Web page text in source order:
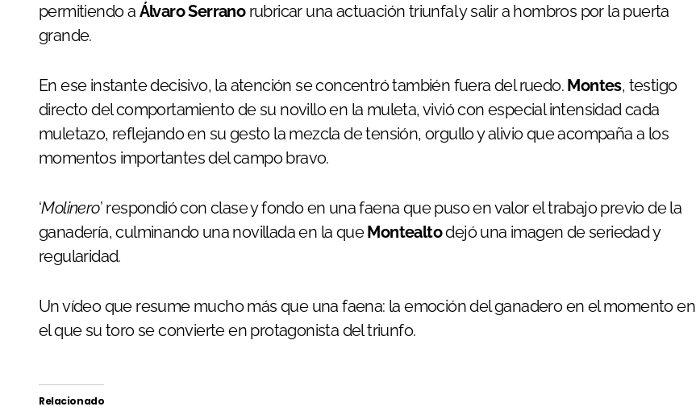
permitiendo a Álvaro Serranorubricar una actuación triunfal y salir a hombros por la puerta
grande.
En ese instante decisivo, la atención se concentró también fuera del ruedo. Montes, testigo
directo del comportamiento de su novillo en la muleta, vivió con especial intensidad cada
muletazo, reflejando en su gesto la mezcla de tensión, orgullo y alivio que acompaña a los
momentos importantes del campo bravo.
‘Molinero’ respondió con clase y fondo en una faena que puso en valor el trabajo previo de la
ganadería, culminando una novillada en la queMontealtodejó una imagen de seriedad y
regularidad.
Un vídeo que resume mucho más que una faena: la emoción del ganadero en el momento en
el que su toro se convierte en protagonista del triunfo.
Relacionado